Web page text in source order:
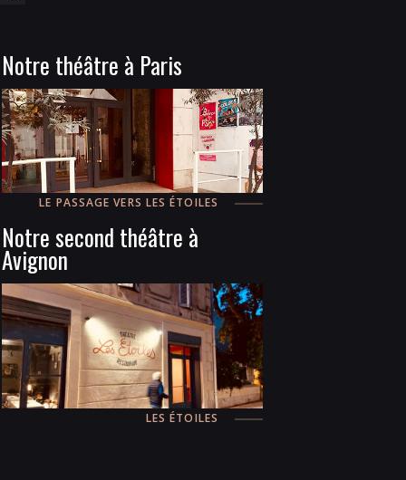
Notre théâtre à Paris
LE PASSAGE VERS LES ÉTOILES
Notre second théâtre à
Avignon
LES ÉTOILES